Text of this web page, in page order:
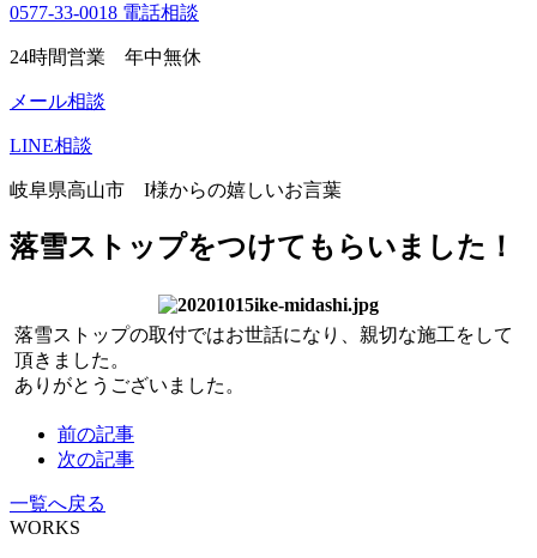
0577-33-0018 電話相談
24時間営業 年中無休
メール相談
LINE相談
岐阜県高山市 I様からの嬉しいお言葉
落雪ストップをつけてもらいました！
落雪ストップの取付ではお世話になり、親切な施工をして
頂きました。
ありがとうございました。
前の記事
次の記事
一覧へ戻る
WORKS